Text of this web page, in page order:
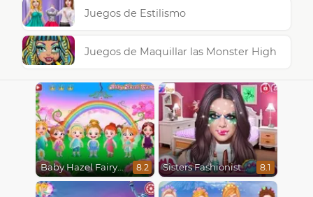
Juegos de Estilismo
Juegos de Maquillar las Monster High
Baby Hazel Fairyland Ballet 8.2 Sisters Fashionista Makeup 8.1